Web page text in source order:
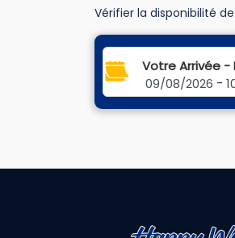
Vérifier la disponibilité
Votre Arrivée
09/08/2026 -